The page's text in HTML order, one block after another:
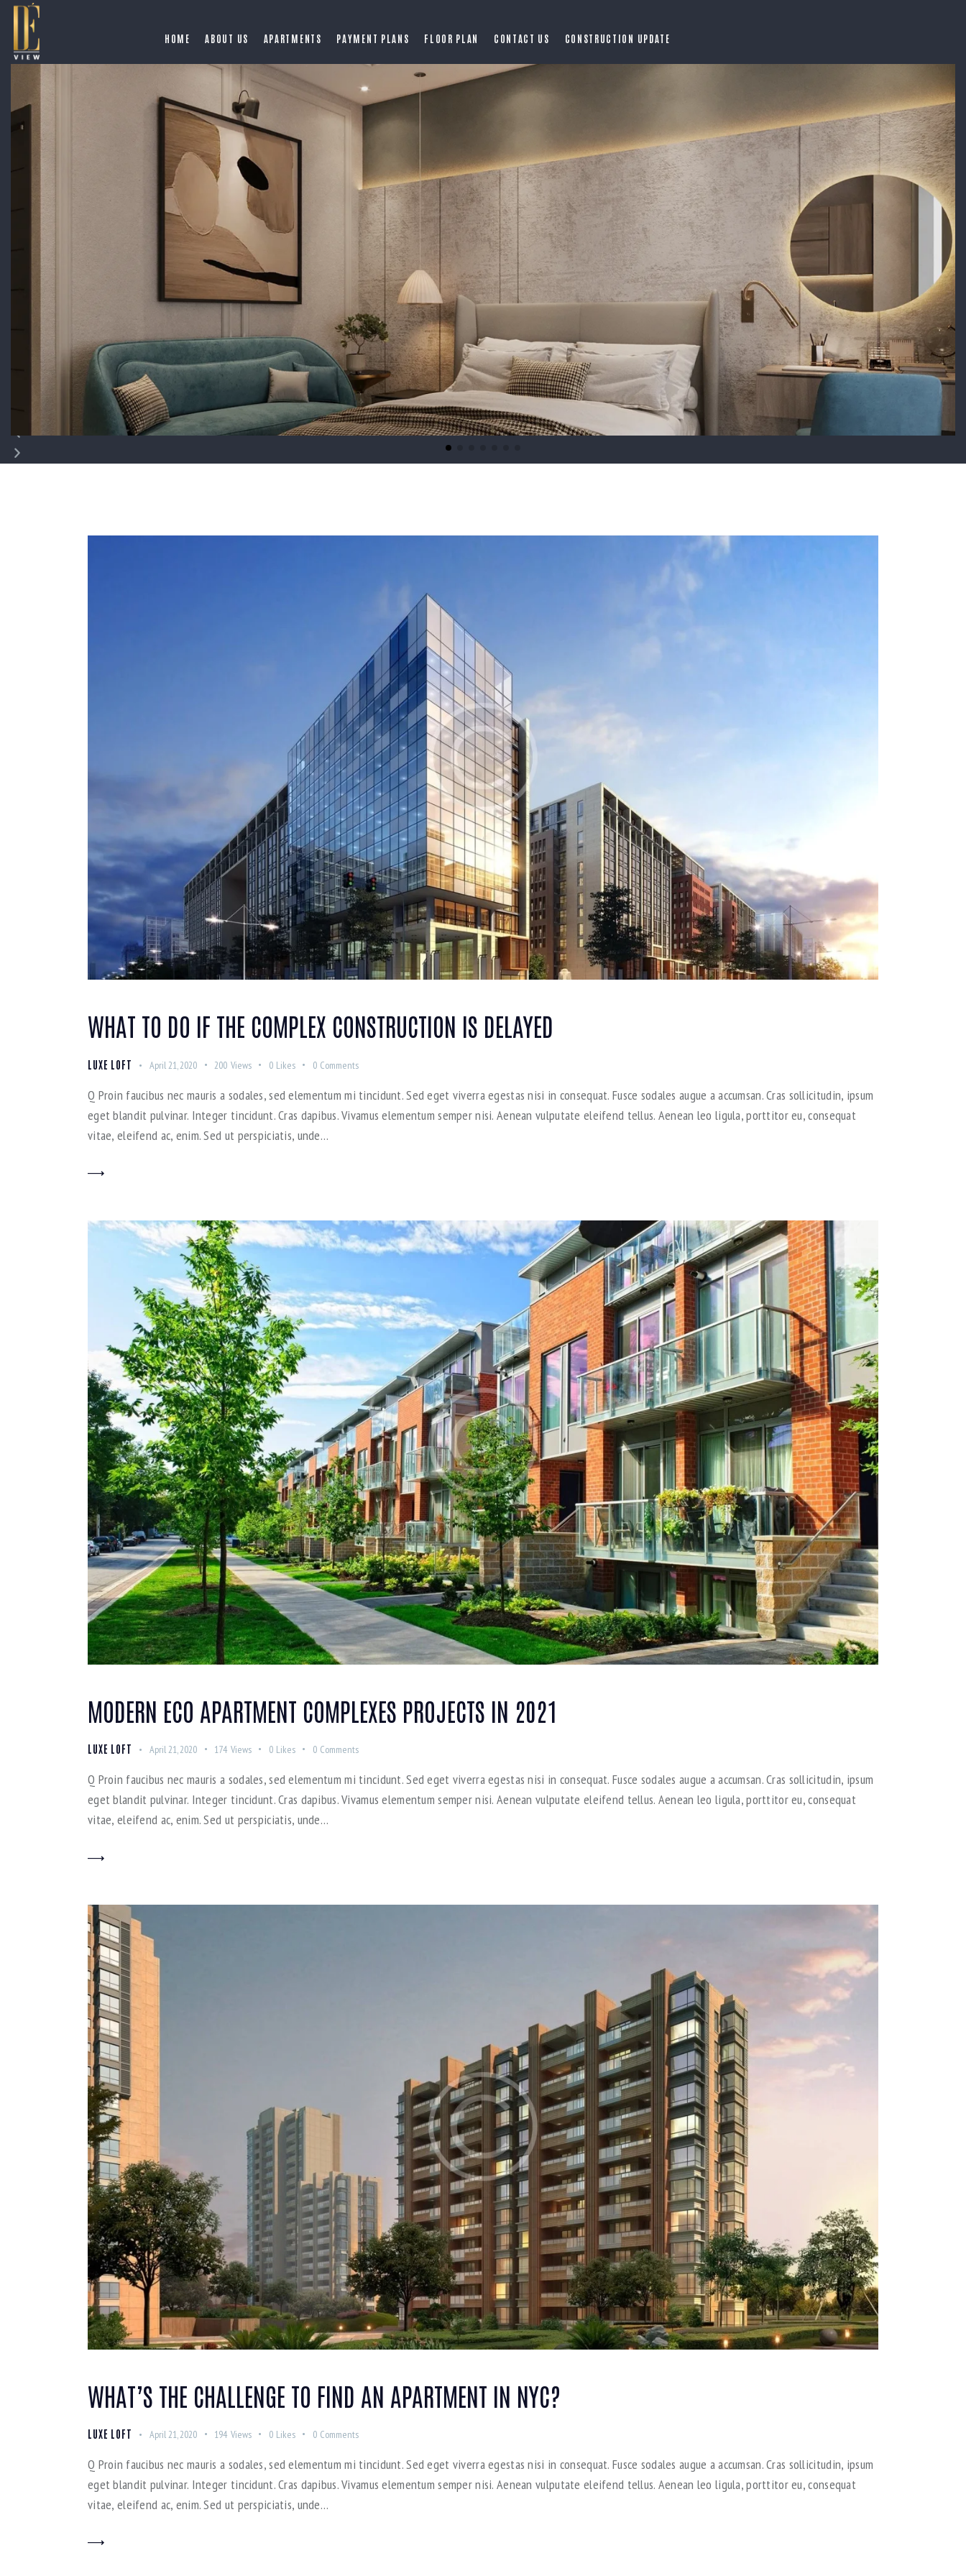
HOME ABOUT US APARTMENTS PAYMENT PLANS FLOOR PLAN CONTACT US CONSTRUCTION UPDATE
WHAT TO DO IF THE COMPLEX CONSTRUCTION IS DELAYED
LUXE LOFT April 21, 2020 200 Views 0 Likes 0 Comments
Q Proin faucibus nec mauris a sodales, sed elementum mi tincidunt. Sed eget viverra egestas nisi in consequat. Fusce sodales augue a accumsan. Cras sollicitudin, ipsum
eget blandit pulvinar. Integer tincidunt. Cras dapibus. Vivamus elementum semper nisi. Aenean vulputate eleifend tellus. Aenean leo ligula, porttitor eu, consequat
vitae, eleifend ac, enim. Sed ut perspiciatis, unde…
MODERN ECO APARTMENT COMPLEXES PROJECTS IN 2021
LUXE LOFT April 21, 2020 174 Views 0 Likes 0 Comments
Q Proin faucibus nec mauris a sodales, sed elementum mi tincidunt. Sed eget viverra egestas nisi in consequat. Fusce sodales augue a accumsan. Cras sollicitudin, ipsum
eget blandit pulvinar. Integer tincidunt. Cras dapibus. Vivamus elementum semper nisi. Aenean vulputate eleifend tellus. Aenean leo ligula, porttitor eu, consequat
vitae, eleifend ac, enim. Sed ut perspiciatis, unde…
WHAT’S THE CHALLENGE TO FIND AN APARTMENT IN NYC?
LUXE LOFT April 21, 2020 194 Views 0 Likes 0 Comments
Q Proin faucibus nec mauris a sodales, sed elementum mi tincidunt. Sed eget viverra egestas nisi in consequat. Fusce sodales augue a accumsan. Cras sollicitudin, ipsum
eget blandit pulvinar. Integer tincidunt. Cras dapibus. Vivamus elementum semper nisi. Aenean vulputate eleifend tellus. Aenean leo ligula, porttitor eu, consequat
vitae, eleifend ac, enim. Sed ut perspiciatis, unde…